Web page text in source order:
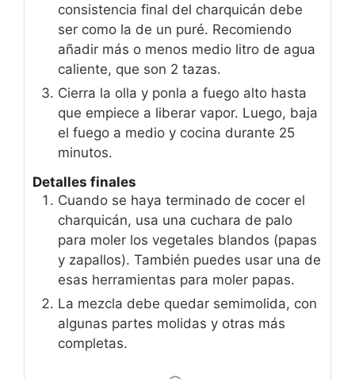
consistencia final del charquicán debe
ser como la de un puré. Recomiendo
añadir más o menos medio litro de agua
caliente, que son 2 tazas.
Cierra la olla y ponla a fuego alto hasta
que empiece a liberar vapor. Luego, baja
el fuego a medio y cocina durante 25
minutos.
Detalles finales
Cuando se haya terminado de cocer el
charquicán, usa una cuchara de palo
para moler los vegetales blandos (papas
y zapallos). También puedes usar una de
esas herramientas para moler papas.
La mezcla debe quedar semimolida, con
algunas partes molidas y otras más
completas.